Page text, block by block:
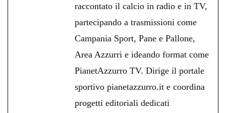
raccontato il calcio in radio e in TV,
partecipando a trasmissioni come
Campania Sport, Pane e Pallone,
Area Azzurri e ideando format come
PianetAzzurro TV. Dirige il portale
sportivo pianetazzurro.it e coordina
progetti editoriali dedicati